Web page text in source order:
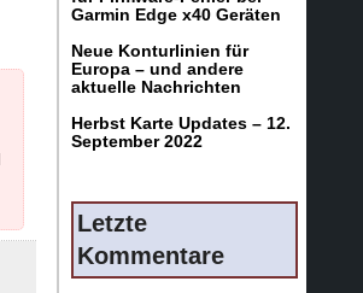
Garmin Edge x40 Geräten
Neue Konturlinien für
Europa – und andere
aktuelle Nachrichten
Herbst Karte Updates – 12.
September 2022
Letzte
Kommentare